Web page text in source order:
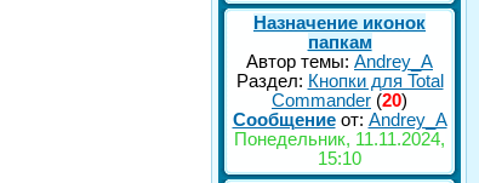
Назначение иконок
папкам
Автор темы: Andrey_A
Раздел: Кнопки для Total
Commander (20)
Сообщениеот: Andrey_A
Понедельник, 11.11.2024,
15:10